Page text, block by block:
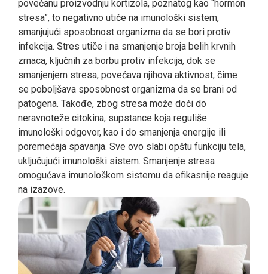
povećanu proizvodnju kortizola, poznatog kao “hormon
stresa”, to negativno utiče na imunološki sistem,
smanjujući sposobnost organizma da se bori protiv
infekcija. Stres utiče i na smanjenje broja belih krvnih
zrnaca, ključnih za borbu protiv infekcija, dok se
smanjenjem stresa, povećava njihova aktivnost, čime
se poboljšava sposobnost organizma da se brani od
patogena. Takođe, zbog stresa može doći do
neravnoteže citokina, supstance koja reguliše
imunološki odgovor, kao i do smanjenja energije ili
poremećaja spavanja. Sve ovo slabi opštu funkciju tela,
uključujući imunološki sistem. Smanjenje stresa
omogućava imunološkom sistemu da efikasnije reaguje
na izazove.